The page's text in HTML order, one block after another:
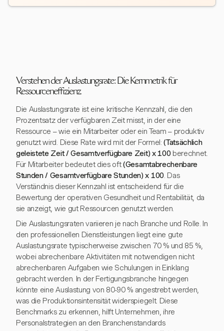
Verstehen der Auslastungsrate: Die Kernmetrik für
Ressourceneffizienz
Die Auslastungsrate ist eine kritische Kennzahl, die den
Prozentsatz der verfügbaren Zeit misst, in der eine
Ressource – wie ein Mitarbeiter oder ein Team – produktiv
genutzt wird. Diese Rate wird mit der Formel:(Tatsächlich
geleistete Zeit / Gesamtverfügbare Zeit) x 100berechnet.
Für Mitarbeiter bedeutet dies oft(Gesamtabrechenbare
Stunden / Gesamtverfügbare Stunden) x 100. Das
Verständnis dieser Kennzahl ist entscheidend für die
Bewertung der operativen Gesundheit und Rentabilität, da
sie anzeigt, wie gut Ressourcen genutzt werden.
Die Auslastungsraten variieren je nach Branche und Rolle. In
den professionellen Dienstleistungen liegt eine gute
Auslastungsrate typischerweise zwischen 70 % und 85 %,
wobei abrechenbare Aktivitäten mit notwendigen nicht
abrechenbaren Aufgaben wie Schulungen in Einklang
gebracht werden. In der Fertigungsbranche hingegen
könnte eine Auslastung von 80-90 % angestrebt werden,
was die Produktionsintensität widerspiegelt. Diese
Benchmarks zu erkennen, hilft Unternehmen, ihre
Personalstrategien an den Branchenstandards